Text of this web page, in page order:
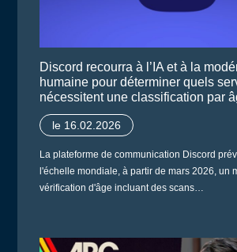
Discord recourra à l’IA et à la
humaine pour déterminer quels
nécessitent une classification par
le 16.02.2026
La plateforme de communication Discord
l'échelle mondiale, à partir de mars 2026, un
vérification d'âge incluant des scans…